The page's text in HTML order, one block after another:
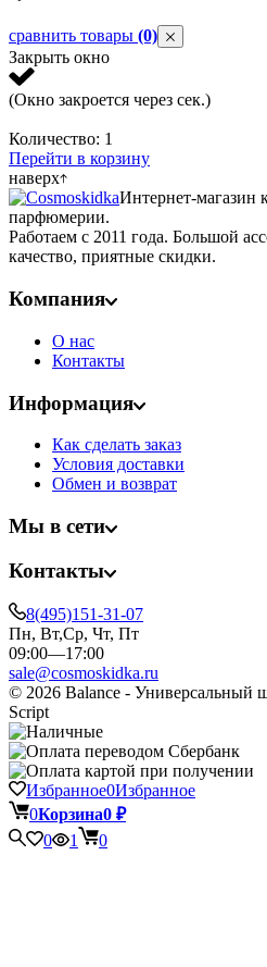
сравнить товары (0)
Закрыть окно
(Окно закроется через сек.)
Количество: 1
Перейти в корзину
наверх
Интернет-магазин
парфюмерии.
Работаем с 2011 года. Большой
качество, приятные скидки.
Компания
О нас
Контакты
Информация
Как сделать заказ
Условия доставки
Обмен и возврат
Мы в сети
Контакты
8(495)151-31-07
Пн, Вт,Ср, Чт, Пт
09:00—17:00
sale@cosmoskidka.ru
© 2026 Balance - Универсальный
Script
Избранное0Избранное
0Корзина0 ₽
0 1 0